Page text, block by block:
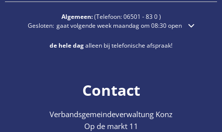
Algemeen:(Telefoon:06501 - 83 0)
Klik om extra openings- of sluitingstijden te verbergen
Gesloten: gaat volgende week maandag om 08:30 open
de hele dagalleen bij telefonische afspraak!
Contact
Verbandsgemeindeverwaltung Konz
Op de markt 11